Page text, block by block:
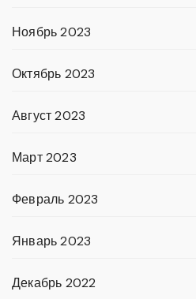
Ноябрь 2023
Октябрь 2023
Август 2023
Март 2023
Февраль 2023
Январь 2023
Декабрь 2022